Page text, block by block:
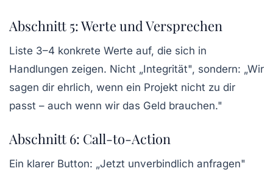
Abschnitt 5: Werte und Versprechen
Liste 3–4 konkrete Werte auf, die sich in
Handlungen zeigen. Nicht „Integrität", sondern: „Wir
sagen dir ehrlich, wenn ein Projekt nicht zu dir
passt – auch wenn wir das Geld brauchen."
Abschnitt 6: Call-to-Action
Ein klarer Button: „Jetzt unverbindlich anfragen"